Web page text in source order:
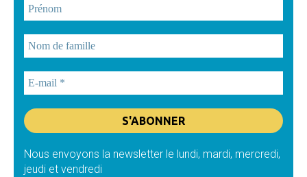
Nous envoyons la newsletter le lundi, mardi, mercredi,
jeudi et vendredi